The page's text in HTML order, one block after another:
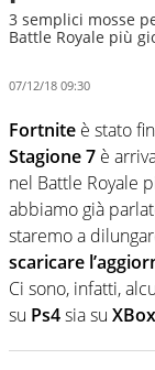
3 semplici mosse
Battle Royale più
07/12/18 09:30
Fortnite è stato
Stagione 7 è
nel Battle Royale
abbiamo già
staremo a
scaricare
Ci sono, infatti,
su Ps4sia su